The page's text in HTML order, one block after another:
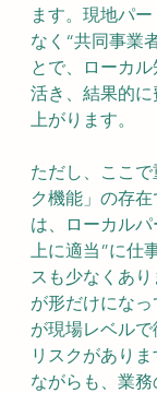
ます。現地パ
なく“共同事業
とで、ローカ
活き、結果的
上がります。
ただし、ここ
ク機能」の存
は、ローカル
上に適当”に仕
スも少なくあ
が形だけにな
が現場レベル
リスクがあり
ながらも、業